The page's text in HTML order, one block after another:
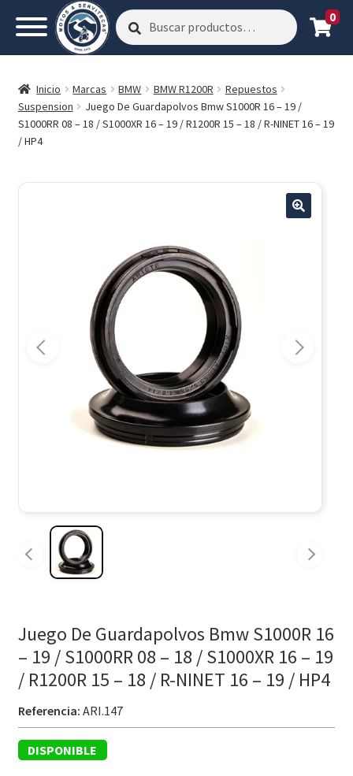
Buscar
por:
Buscar 0
Inicio Marcas BMW BMW R1200R
Repuestos
Suspension
Juego De Guardapolvos Bmw S1000R 16 – 19 /
S1000RR 08 – 18 / S1000XR 16 – 19 / R1200R 15 – 18 / R-NINET 16 – 19
/ HP4
Juego De Guardapolvos Bmw S1000R 16
– 19 / S1000RR 08 – 18 / S1000XR 16 – 19
/ R1200R 15 – 18 / R-NINET 16 – 19 / HP4
Referencia: ARI.147
DISPONIBLE